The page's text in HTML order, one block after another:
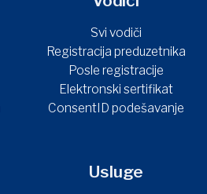
Svi vodiči
Registracija preduzetnika
Posle registracije
Elektronski sertifikat
ConsentID podešavanje
Usluge